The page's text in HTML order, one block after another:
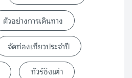
ตัวอย่างการเดินทาง
จัดท่องเที่ยวประจำปี
ทัวร์ชิงเต่า